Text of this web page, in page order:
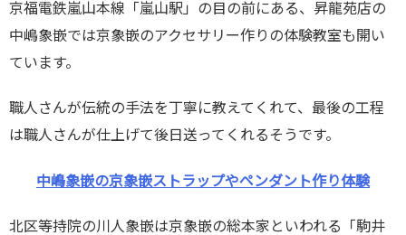
京福電鉄嵐山本線「嵐山駅」の目の前にある、昇龍苑店の
中嶋象嵌では京象嵌のアクセサリー作りの体験教室も開い
ています。
職人さんが伝統の手法を丁寧に教えてくれて、最後の工程
は職人さんが仕上げて後日送ってくれるそうです。
中嶋象嵌の京象嵌ストラップやペンダント作り体験
北区等持院の川人象嵌は京象嵌の総本家といわれる「駒井